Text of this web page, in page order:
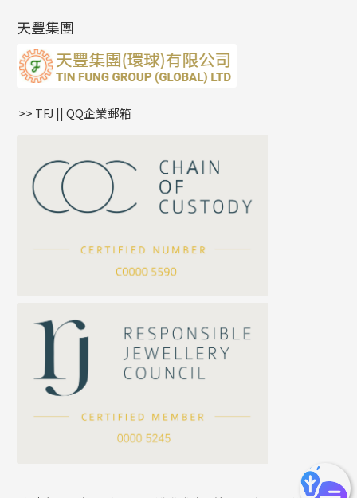
公司名稱
聯絡電話
雙十字鏈系列
水波鏈系列
蛇骨鏈系列
鏈尾系列
嘴唇鏈系列
S車花鏈系列
珍珠鏈系列
坦克鏈系列
滿天星鏈系列
方假繩鏈系列
耳環扣系列
耳綫/耳鈎系列
耳環爪頭
耳環
字母吊墜
相盒吊墜
項鏈吊墜
生肖吊墜
星座吊墜
珠扣
天豐集團
>> TFJ || QQ企業郵箱